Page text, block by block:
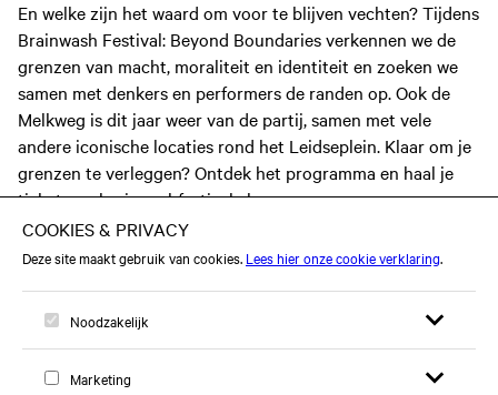
En welke zijn het waard om voor te blijven vechten? Tijdens
Brainwash Festival: Beyond Boundaries verkennen we de
grenzen van macht, moraliteit en identiteit en zoeken we
samen met denkers en performers de randen op. Ook de
Melkweg is dit jaar weer van de partij, samen met vele
andere iconische locaties rond het Leidseplein. Klaar om je
grenzen te verleggen? Ontdek het programma en haal je
tickets op brainwashfestival.nl.
tickets.